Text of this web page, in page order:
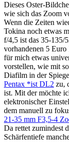
Dieses Oster-
wie sich das Zoom
Wenn die Zeiten
Tokina noch etwas
f/4,5 ist das 35-135/
vorhandenen 5
für mich etwas
vorstellen, wie mit
Diafilm in der
Pentax *ist DL2 zu,
ist. Mit der möchte
elektronischer
dem manuell zu
21-35 mm F3,5-4
Da rettet zumindest
Schärfentiefe